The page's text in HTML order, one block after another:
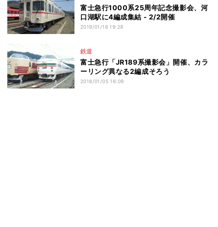
富士急行1000系25周年記念撮影会、河
口湖駅に4編成集結 - 2/2開催
2019/01/16 19:28
鉄道
富士急行「JR189系撮影会」開催、カラ
ーリング異なる2編成そろう
2018/01/05 16:09